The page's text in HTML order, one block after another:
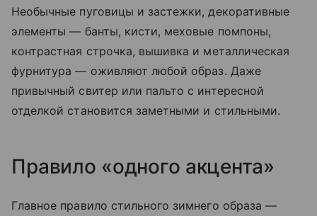
Необычные пуговицы и застежки, декоративные
элементы — банты, кисти, меховые помпоны,
контрастная строчка, вышивка и металлическая
фурнитура — оживляют любой образ. Даже
привычный свитер или пальто с интересной
отделкой становится заметными и стильными.
Правило «одного акцента»
Главное правило стильного зимнего образа —